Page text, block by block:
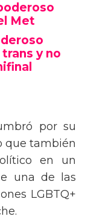
Met
y no
por su
que también
en un
una de las
LGBTQ+